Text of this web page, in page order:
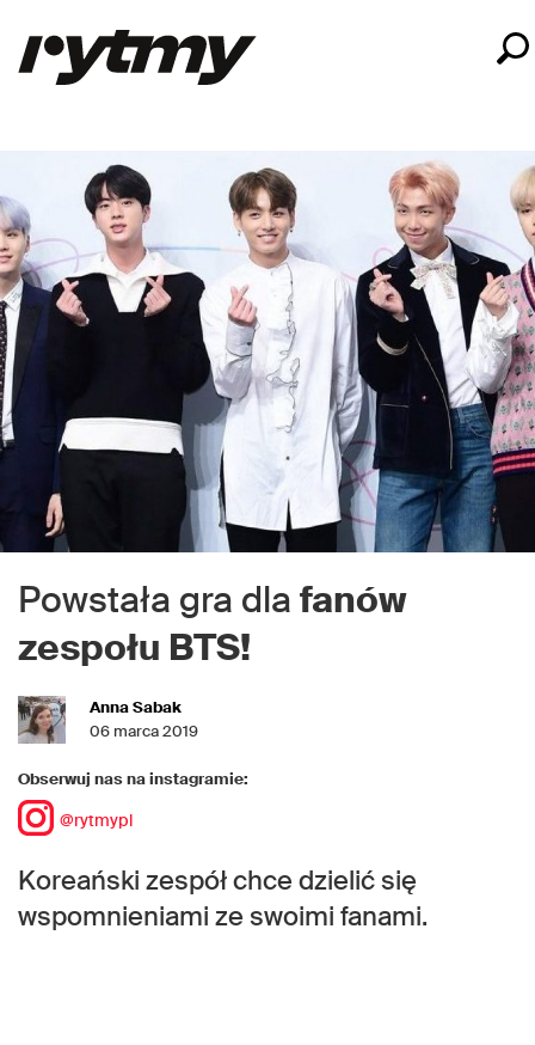
Powstała gra dla fanów
zespołu BTS!
Anna Sabak
06 marca 2019
Obserwuj nas na instagramie:
@rytmypl
Koreański zespół chce dzielić się
wspomnieniami ze swoimi fanami.